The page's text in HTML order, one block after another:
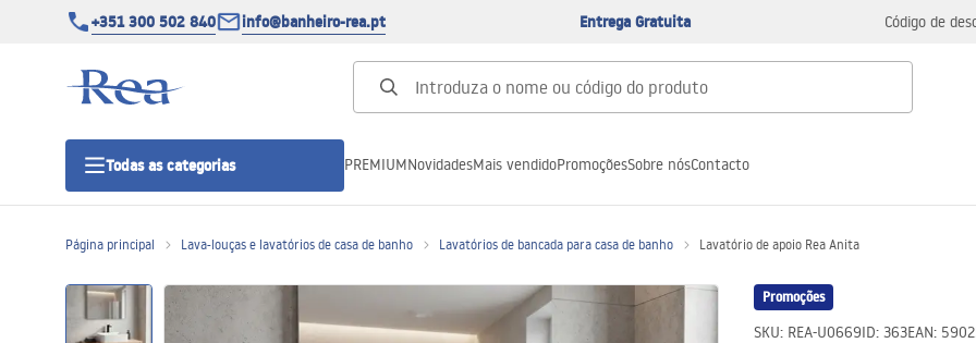
+351 300 502 840 info@banheiro-rea.pt Entrega Gratuita Código de
Todas as categorias
outras
PREMIUMNovidadesMais vendidoPromoçõesSobre nósContacto
Página principal Lava-louças e lavatórios de casa de banho Lavatórios de bancada para casa de banho Lavatório de apoio Rea Anita
Promoções
SKU: REA-U0669ID: 363EAN: